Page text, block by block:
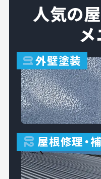
人気の
01外壁塗装
02 屋根修理・